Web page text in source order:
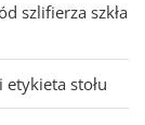
szlifierza szkła
etykieta stołu